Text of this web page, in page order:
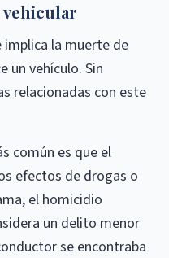
implica la muerte de
un vehículo. Sin
relacionadas con este
común es que el
efectos de drogas o
el homicidio
un delito menor
se encontraba